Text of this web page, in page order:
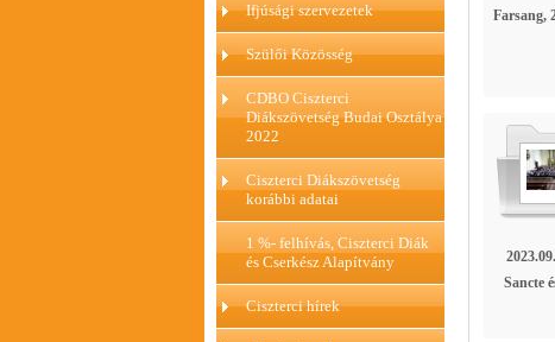
Ifjúsági szervezetek
Szülői Közösség
CDBO Ciszterci
Diákszövetség Budai Osztálya
2022
Ciszterci Diákszövetség
korábbi adatai
1 %- felhívás, Ciszterci Diák
és Cserkész Alapítvány
Ciszterci hírek
Farsang,
Sancte